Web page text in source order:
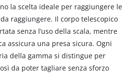
la scelta ideale per raggiungere le
raggiungere. Il corpo telescopico
senza l’uso della scala, mentre
assicura una presa sicura. Ogni
della gamma si distingue per
da poter tagliare senza sforzo